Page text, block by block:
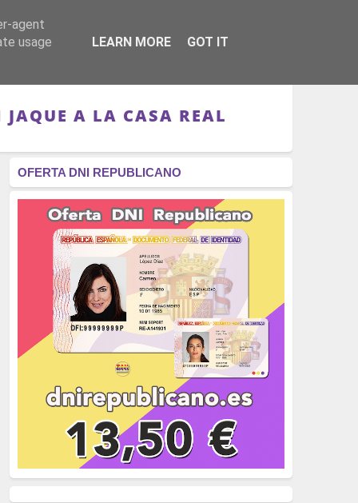
RÉGIMEN - MONARQUÍA
A LA CASA REAL
OFERTA DNI REPUBLICANO
agent
usage
LEARN MORE GOT IT